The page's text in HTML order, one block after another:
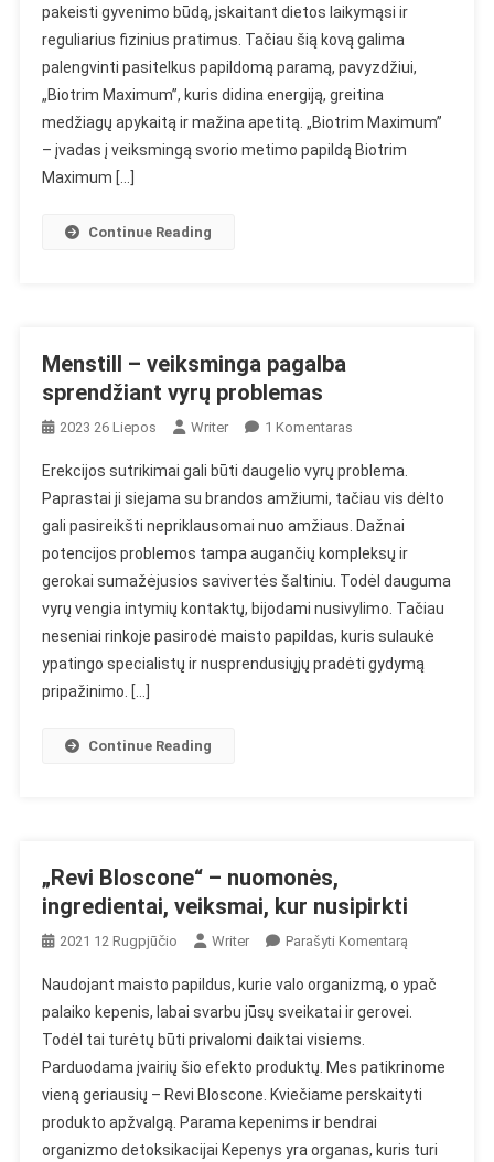
Nuomonė
Apie
Putojančias
Svorio
pakeisti gyvenimo būdą, įskaitant dietos laikymąsi ir
reguliarius fizinius pratimus. Tačiau šią kovą galima
palengvinti pasitelkus papildomą paramą, pavyzdžiui,
„Biotrim Maximum”, kuris didina energiją, greitina
medžiagų apykaitą ir mažina apetitą. „Biotrim Maximum”
– įvadas į veiksmingą svorio metimo papildą Biotrim
Maximum […]
Continue Reading
Menstill – veiksminga pagalba
sprendžiant vyrų problemas
2023 26 Liepos Writer 1 KomentarasĮraše
–
Veiksminga
Pagalba
Sprendžiant
Vyrų
Problemas
Erekcijos sutrikimai gali būti daugelio vyrų problema.
Paprastai ji siejama su brandos amžiumi, tačiau vis dėlto
gali pasireikšti nepriklausomai nuo amžiaus. Dažnai
potencijos problemos tampa augančių kompleksų ir
gerokai sumažėjusios savivertės šaltiniu. Todėl dauguma
vyrų vengia intymių kontaktų, bijodami nusivylimo. Tačiau
neseniai rinkoje pasirodė maisto papildas, kuris sulaukė
ypatingo specialistų ir nusprendusiųjų pradėti gydymą
pripažinimo. […]
Continue Reading
„Revi Bloscone“ – nuomonės,
ingredientai, veiksmai, kur nusipirkti
2021 12 Rugpjūčio Writer Parašyti KomentarąOn
Bloscone“
–
Ingredientai,
Veiksmai,
Nusipirkti
Naudojant maisto papildus, kurie valo organizmą, o ypač
palaiko kepenis, labai svarbu jūsų sveikatai ir gerovei.
Todėl tai turėtų būti privalomi daiktai visiems.
Parduodama įvairių šio efekto produktų. Mes patikrinome
vieną geriausių – Revi Bloscone. Kviečiame perskaityti
produkto apžvalgą. Parama kepenims ir bendrai
organizmo detoksikacijai Kepenys yra organas, kuris turi